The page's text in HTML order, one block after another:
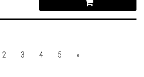
2 3 4 5 »